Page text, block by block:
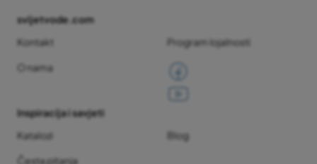
svijetvode.com
Kontakt
Program lojalnosti
O nama
Inspiracija i savjeti
Katalozi
Blog
Česta pitanja